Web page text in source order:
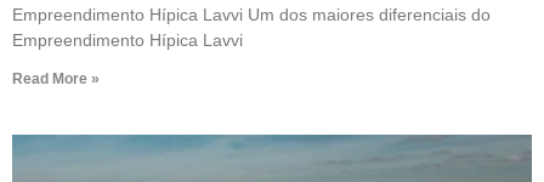
Empreendimento Hípica Lavvi Um dos maiores diferenciais do
Empreendimento Hípica Lavvi
Read More »